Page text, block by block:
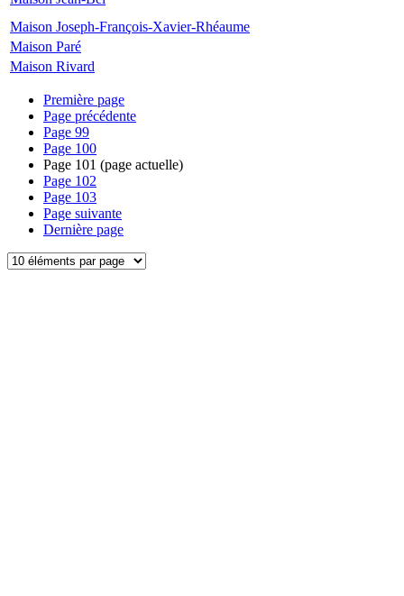
Maison Joseph-François-Xavier-Rhéaume
Maison Paré
Maison Rivard
Première page
Page précédente
Page 99
Page 100
Page 101 (page actuelle)
Page 102
Page 103
Page suivante
Dernière page